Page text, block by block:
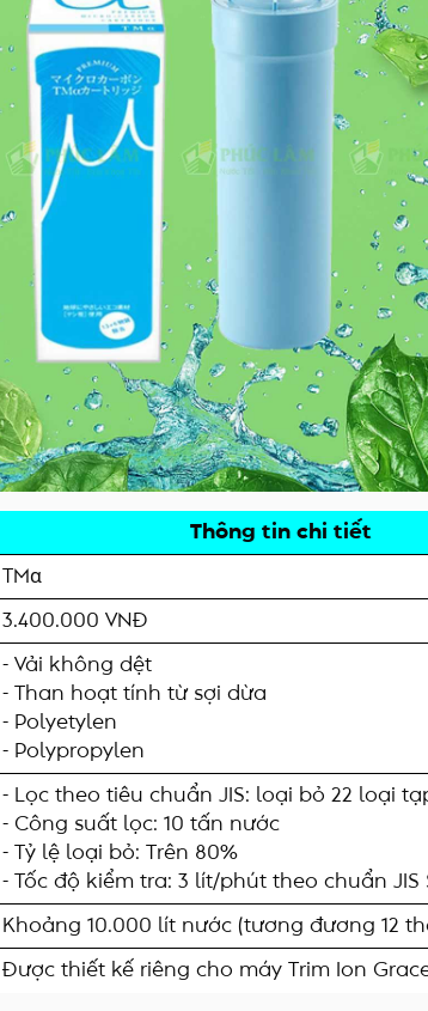
Thông tin chi tiết
TMα
3.400.000 VNĐ
- Vải không dệt
- Than hoạt tính từ sợi dừa
- Polyetylen
- Polypropylen
- Lọc theo tiêu chuẩn JIS: loại bỏ 22 loại
- Công suất lọc: 10 tấn nước
- Tỷ lệ loại bỏ: Trên 80%
- Tốc độ kiểm tra: 3 lít/phút theo chuẩn JIS
Khoảng 10.000 lít nước (tương đương 12
Được thiết kế riêng cho máy Trim Ion